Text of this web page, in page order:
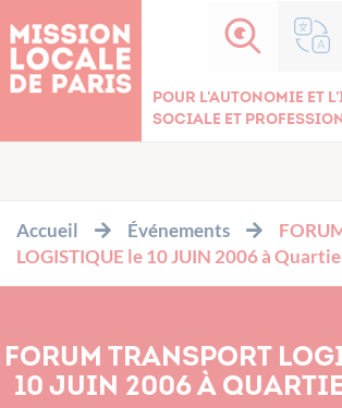
Pour l'autonomie et
sociale et
Accueil Événements
LOGISTIQUE le 10 JUIN 2006 à
FORUM TRANSPORT
10 JUIN 2006 À